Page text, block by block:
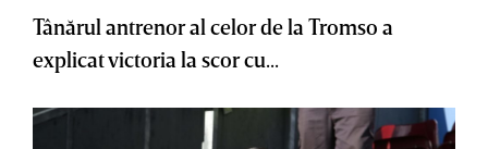
Tânărul antrenor al celor de la Tromso a
explicat victoria la scor cu...